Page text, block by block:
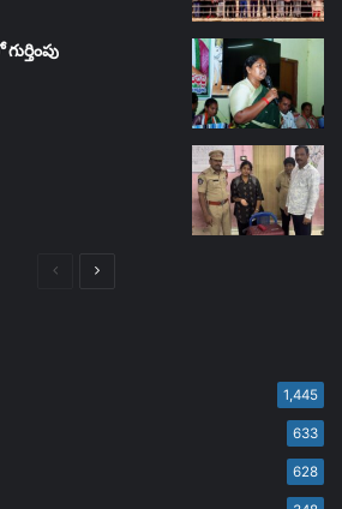
PreviousNext
1,445
633
628